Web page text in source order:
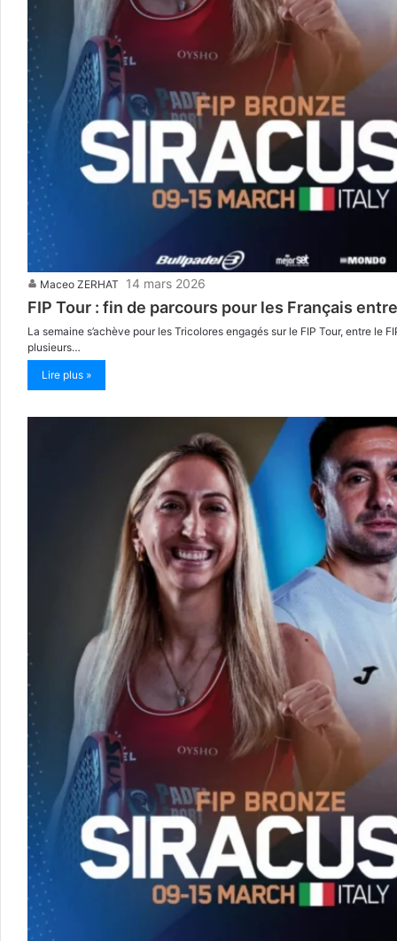
Maceo ZERHAT 14 mars 2026
FIP Tour : fin de parcours pour les Français
La semaine s’achève pour les Tricolores engagés sur le FIP Tour, entre
plusieurs…
Lire plus »